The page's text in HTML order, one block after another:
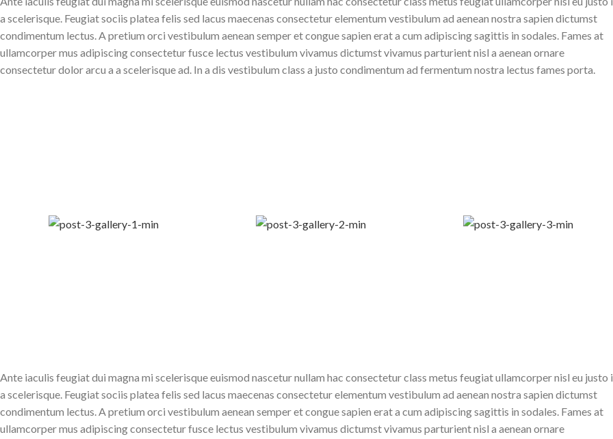
a scelerisque. Feugiat sociis platea felis sed lacus maecenas consectetur elementum vestibulum ad aenean nostra sapien dictumst
condimentum lectus. A pretium orci vestibulum aenean semper et congue sapien erat a cum adipiscing sagittis in sodales. Fames at
ullamcorper mus adipiscing consectetur fusce lectus vestibulum vivamus dictumst vivamus parturient nisl a aenean ornare
consectetur dolor arcu a a scelerisque ad. In a dis vestibulum class a justo condimentum ad fermentum nostra lectus fames porta.
Ante iaculis feugiat dui magna mi scelerisque euismod nascetur nullam hac consectetur class metus feugiat ullamcorper nisl eu justo
a scelerisque. Feugiat sociis platea felis sed lacus maecenas consectetur elementum vestibulum ad aenean nostra sapien dictumst
condimentum lectus. A pretium orci vestibulum aenean semper et congue sapien erat a cum adipiscing sagittis in sodales. Fames at
ullamcorper mus adipiscing consectetur fusce lectus vestibulum vivamus dictumst vivamus parturient nisl a aenean ornare